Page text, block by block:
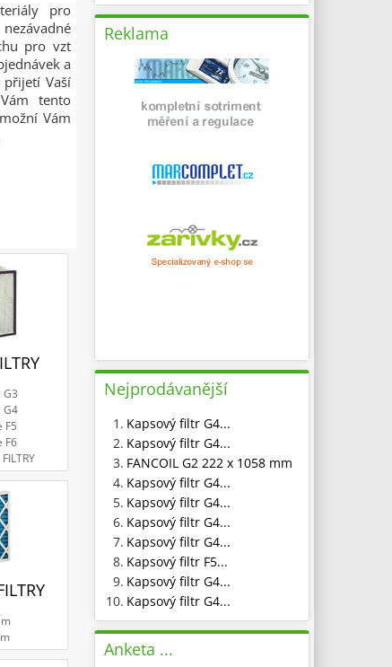
pro
pro vzt
a
Vaší
tento
Vám
G4
F5
F6
Reklama
Nejprodávanější
1. Kapsový filtr G4...
2. Kapsový filtr G4...
3. FANCOIL G2 222 x 1058 mm
4. Kapsový filtr G4...
5. Kapsový filtr G4...
6. Kapsový filtr G4...
7. Kapsový filtr G4...
8. Kapsový filtr F5...
9. Kapsový filtr G4...
10. Kapsový filtr G4...
Anketa ...